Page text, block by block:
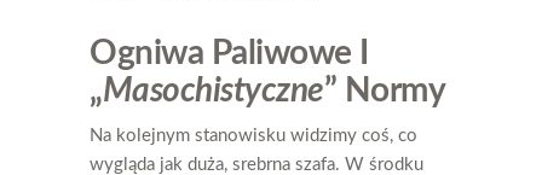
Ogniwa Paliwowe I
„Masochistyczne” Normy
Na kolejnym stanowisku widzimy coś, co
wygląda jak duża, srebrna szafa. W środku